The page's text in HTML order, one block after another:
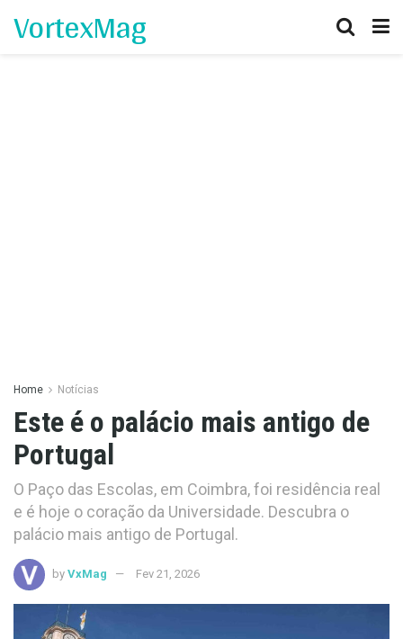
VortexMag
Home Notícias
Este é o palácio mais antigo de
Portugal
O Paço das Escolas, em Coimbra, foi residência real
e é hoje o coração da Universidade. Descubra o
palácio mais antigo de Portugal.
by VxMag Fev 21, 2026